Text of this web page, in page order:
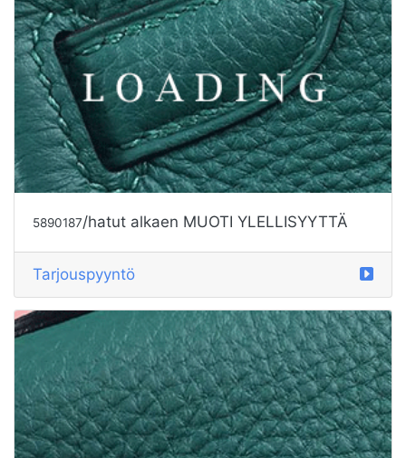
5890188 /hatut alkaen MIU MIU
Tarjouspyyntö